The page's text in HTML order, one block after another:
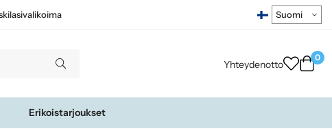
Yhteydenotto
0
Erikoistarjoukset